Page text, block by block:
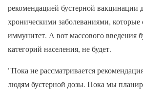
рекомендацией бустерной вакцинации
хроническими заболеваниями, которые
иммунитет. А вот массового введения
категорий населения, не будет.
"Пока не рассматривается
людям бустерной дозы. Пока мы